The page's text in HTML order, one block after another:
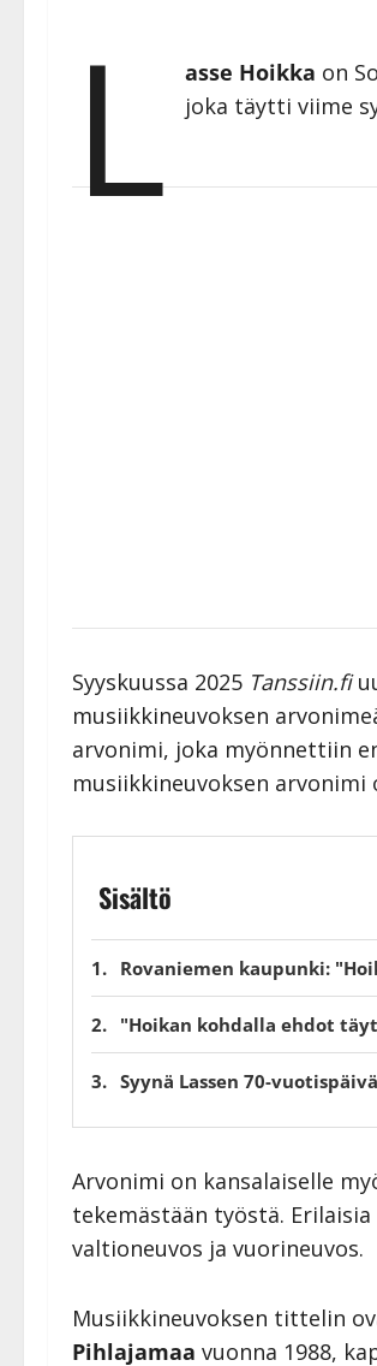
L asse Hoikka on
joka täytti viime
Syyskuussa 2025 Tanssiin.fi
musiikkineuvoksen
arvonimi, joka myönnettiin
musiikkineuvoksen
Sisältö
Rovaniemen kaupunki:
"Hoikan kohdalla ehdot
Syynä Lassen 70-vuotispäivä
Arvonimi on kansalaiselle
tekemästään työstä.
valtioneuvos ja vuorineuvos.
Musiikkineuvoksen tittelin
Pihlajamaa vuonna 1988,